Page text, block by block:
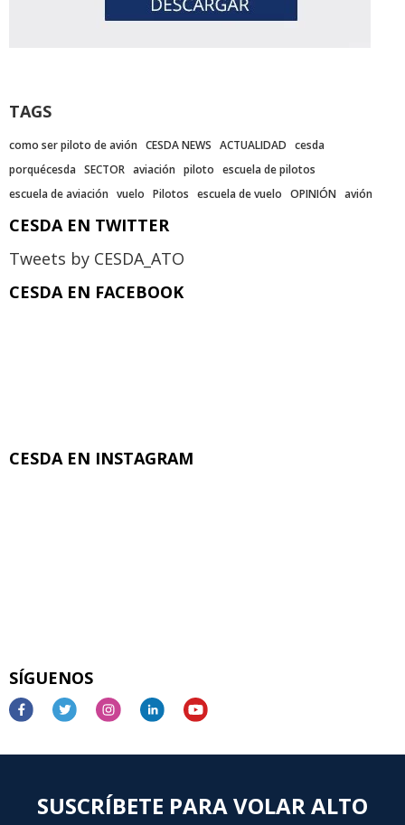
TAGS
como ser piloto de avión CESDA NEWS ACTUALIDAD cesda
porquécesda SECTOR aviación piloto escuela de pilotos
escuela de aviación vuelo Pilotos escuela de vuelo OPINIÓN avión
CESDA EN TWITTER
Tweets by CESDA_ATO
CESDA EN FACEBOOK
CESDA EN INSTAGRAM
SÍGUENOS
SUSCRÍBETE PARA VOLAR ALTO